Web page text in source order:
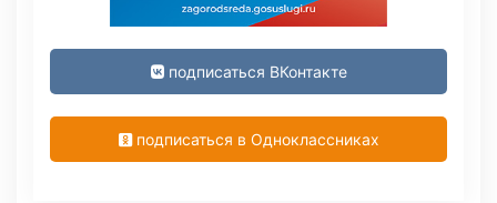
подписаться ВКонтакте
подписаться в Одноклассниках